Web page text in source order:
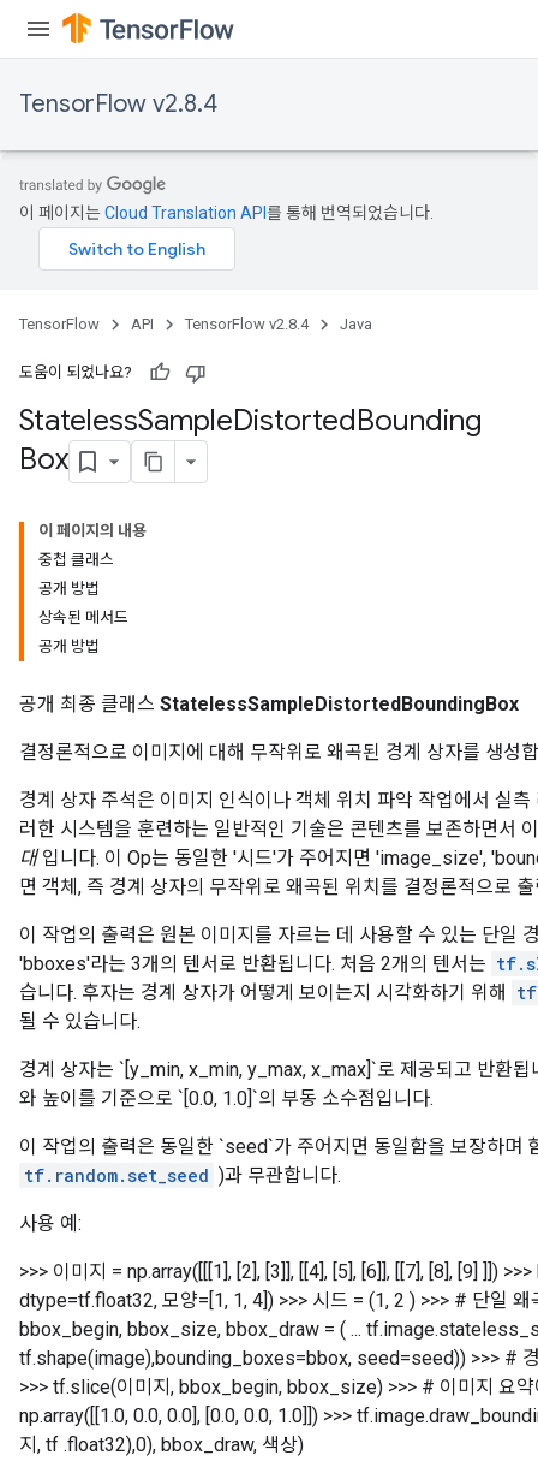
TensorFlow v2.8.4
이 페이지는Cloud Translation API 를 통해 번역되었습니다.
TensorFlow API TensorFlow v2.8.4 Java
도움이 되었나요?
StatelessSampleDistortedBounding
Box
이 페이지의 내용
중첩 클래스
공개 방법
상속된 메서드
공개 방법
공개 최종 클래스 StatelessSampleDistortedBoundingBox
결정론적으로 이미지에 대해 무작위로 왜곡된 경계 상자를 생성
경계 상자 주석은 이미지 인식이나 객체 위치 파악 작업에서 실
러한 시스템을 훈련하는 일반적인 기술은 콘텐츠를 보존하면서
대입니다. 이 Op는 동일한 '시드'가 주어지면 'image_size',
면 객체, 즉 경계 상자의 무작위로 왜곡된 위치를 결정론적으로
이 작업의 출력은 원본 이미지를 자르는 데 사용할 수 있는 단일
'bboxes'라는 3개의 텐서로 반환됩니다. 처음 2개의 텐서는
습니다. 후자는 경계 상자가 어떻게 보이는지 시각화하기 위해
될 수 있습니다.
경계 상자는 `[y_min, x_min, y_max, x_max]`로 제공되고 반환
와 높이를 기준으로 `[0.0, 1.0]`의 부동 소수점입니다.
이 작업의 출력은 동일한 `seed`가 주어지면 동일함을 보장하며
tf.random.set_seed )과 무관합니다.
사용 예:
>>> 이미지 = np.array([[[1], [2], [3]], [[4], [5], [6]], [[7], [8], [9] ]])
dtype=tf.float32, 모양=[1, 1, 4]) >>> 시드 = (1, 2 ) >>> # 단일 왜
bbox_begin, bbox_size, bbox_draw = ( ...
tf.shape(image),bounding_boxes=bbox, seed=seed)) >>> #
>>> tf.slice(이미지, bbox_begin, bbox_size) >>> # 이미지 요
np.array([[1.0, 0.0, 0.0], [0.0, 0.0, 1.0]]) >>>
지, tf .float32),0), bbox_draw, 색상)